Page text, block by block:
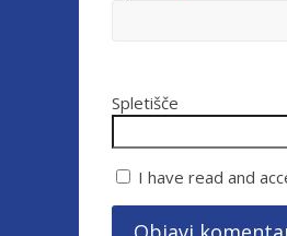
Spletišče
I have read and